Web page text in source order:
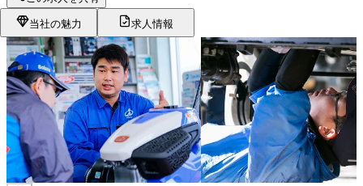
当社の魅力 求人情報